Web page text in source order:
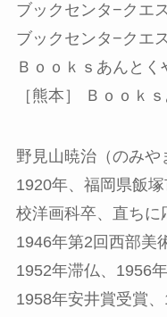
ブックセンタ−クエ
ブックセンタ−クエ
Ｂｏｏｋｓあんとく
［熊本］ Ｂｏｏｋ
野見山暁治（のみや
1920年、福岡県飯
校洋画科卒、直ちに
1946年第2回西部美
1952年滞仏、1956
1958年安井賞受賞